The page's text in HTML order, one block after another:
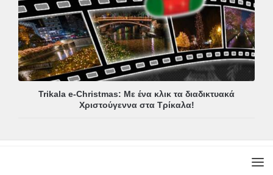
Trikala e-Christmas: Με ένα κλικ τα διαδικτυακά
Χριστούγεννα στα Τρίκαλα!